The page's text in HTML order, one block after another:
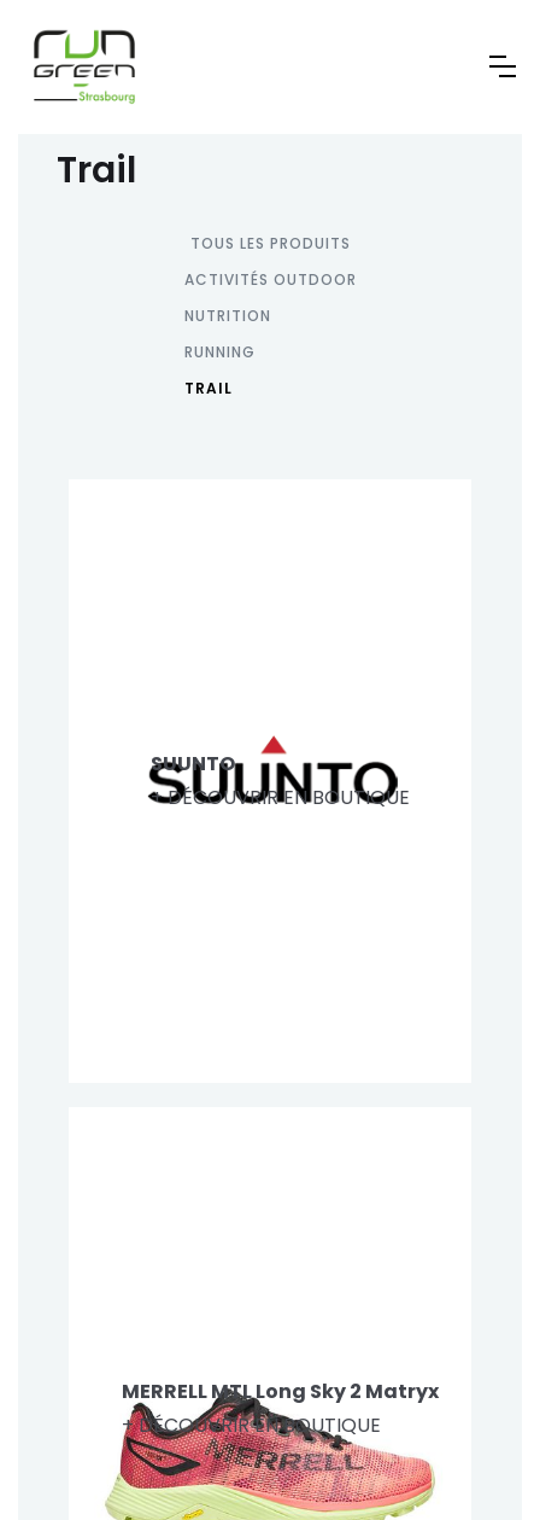
Trail
TOUS LES PRODUITS
ACTIVITÉS OUTDOOR
NUTRITION
RUNNING
TRAIL
SUUNTO
+ DÉCOUVRIR EN BOUTIQUE
MERRELL MTL Long Sky 2 Matryx
+ DÉCOUVRIR EN BOUTIQUE